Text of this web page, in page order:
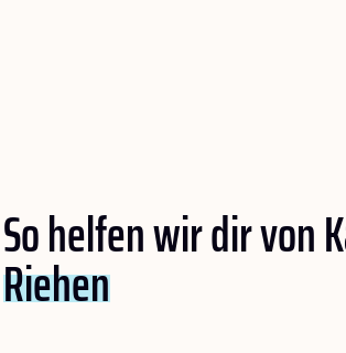
So helfen wir dir von
Riehen